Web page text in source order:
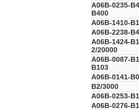
A06B-0235-
B400
A06B-1410-
A06B-2238-
A06B-1424-
2/20000
A06B-0087-
B103
A06B-0141-
B2/3000
A06B-0253-
A06B-0276-